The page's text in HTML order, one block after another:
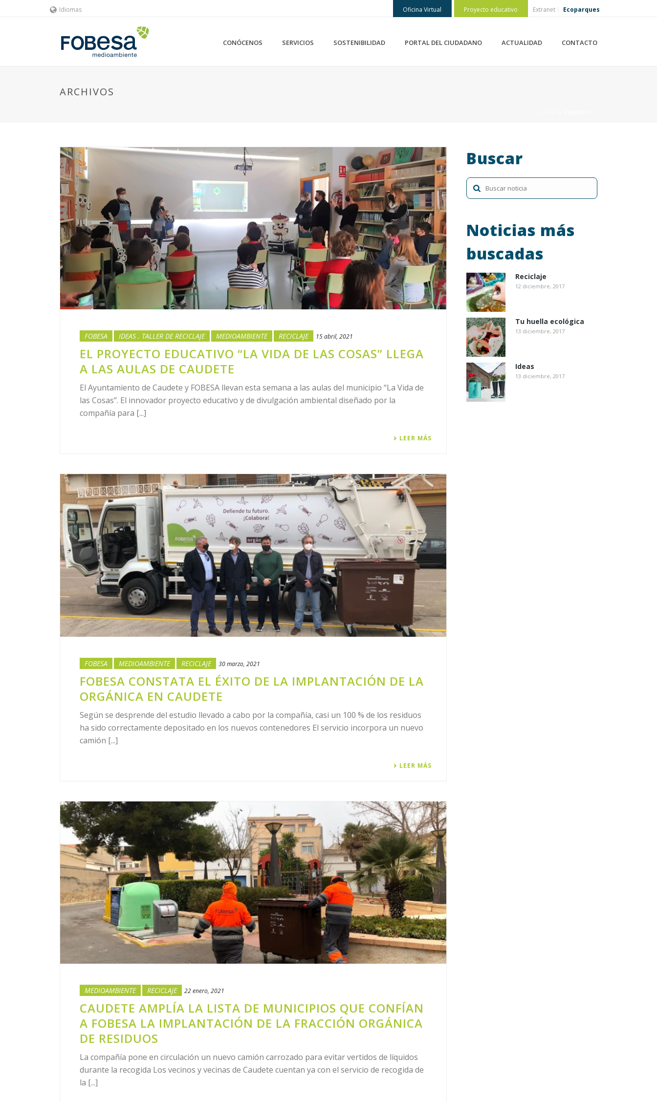
Idiomas Oficina Virtual Proyecto educativo Extranet Ecoparques
CONÓCENOS SERVICIOS SOSTENIBILIDAD PORTAL DEL CIUDADANO ACTUALIDAD CONTACTO
ARCHIVOS
FOBESA IDEAS . TALLER DE RECICLAJE MEDIOAMBIENTE RECICLAJE 15 abril, 2021
EL PROYECTO EDUCATIVO “LA VIDA DE LAS COSAS” LLEGA
A LAS AULAS DE CAUDETE
El Ayuntamiento de Caudete y FOBESA llevan esta semana a las aulas del municipio “La Vida de
las Cosas”. El innovador proyecto educativo y de divulgación ambiental diseñado por la
compañía para [...]
LEER MÁS
FOBESA MEDIOAMBIENTE RECICLAJE 30 marzo, 2021
FOBESA CONSTATA EL ÉXITO DE LA IMPLANTACIÓN DE LA
ORGÁNICA EN CAUDETE
Según se desprende del estudio llevado a cabo por la compañía, casi un 100 % de los residuos
ha sido correctamente depositado en los nuevos contenedores El servicio incorpora un nuevo
camión [...]
LEER MÁS
MEDIOAMBIENTE RECICLAJE 22 enero, 2021
CAUDETE AMPLÍA LA LISTA DE MUNICIPIOS QUE CONFÍAN
A FOBESA LA IMPLANTACIÓN DE LA FRACCIÓN ORGÁNICA
DE RESIDUOS
La compañía pone en circulación un nuevo camión carrozado para evitar vertidos de líquidos
durante la recogida Los vecinos y vecinas de Caudete cuentan ya con el servicio de recogida de
la [...]
Buscar
Noticias más
buscadas
Reciclaje
12 diciembre, 2017
Tu huella ecológica
13 diciembre, 2017
Ideas
13 diciembre, 2017